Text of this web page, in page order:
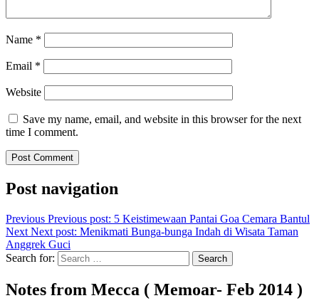
Name *
Email *
Website
Save my name, email, and website in this browser for the next
time I comment.
Post navigation
Previous Previous post: 5 Keistimewaan Pantai Goa Cemara Bantul
Next Next post: Menikmati Bunga-bunga Indah di Wisata Taman
Anggrek Guci
Search for:
Search
Notes from Mecca ( Memoar- Feb 2014 )